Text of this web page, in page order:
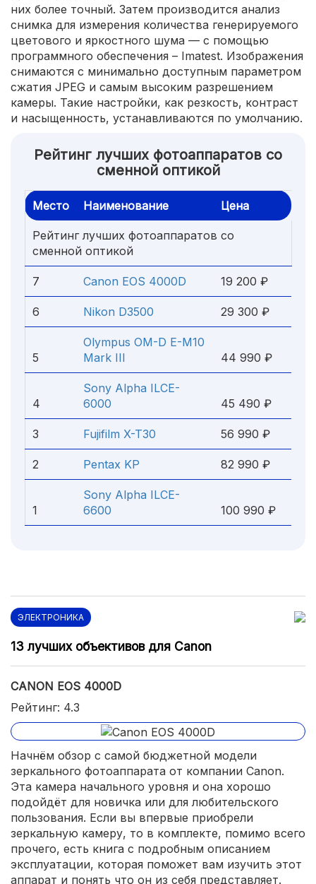
них более точный. Затем производится анализ
снимка для измерения количества генерируемого
цветового и яркостного шума — с помощью
программного обеспечения – Imatest. Изображения
снимаются с минимально доступным параметром
сжатия JPEG и самым высоким разрешением
камеры. Такие настройки, как резкость, контраст
и насыщенность, устанавливаются по умолчанию.
Рейтинг лучших фотоаппаратов со
сменной оптикой
Место Наименование Цена
Рейтинг лучших фотоаппаратов со
сменной оптикой
7 Сanon EOS 4000D 19 200 ₽
6 Nikon D3500 29 300 ₽
5
Olympus OM-D E-M10
Mark III
44 990 ₽
4
Sony Alpha ILCE-
6000
45 490 ₽
3 Fujifilm X-T30 56 990 ₽
2 Pentax KP 82 990 ₽
1
Sony Alpha ILCE-
6600
100 990 ₽
ЭЛЕКТРОНИКА
13 лучших объективов для Canon
СANON EOS 4000D
Рейтинг: 4.3
Начнём обзор с самой бюджетной модели
зеркального фотоаппарата от компании Сanon.
Эта камера начального уровня и она хорошо
подойдёт для новичка или для любительского
пользования. Если вы впервые приобрели
зеркальную камеру, то в комплекте, помимо всего
прочего, есть книга с подробным описанием
эксплуатации, которая поможет вам изучить этот
аппарат и понять что он из себя представляет.